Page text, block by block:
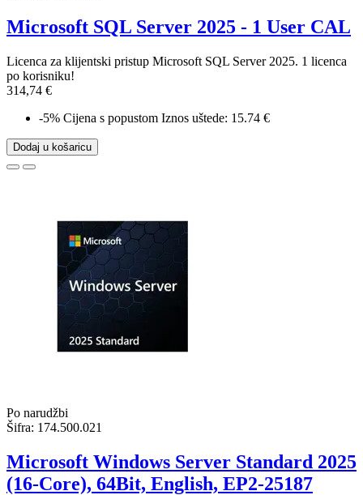
Microsoft SQL Server 2025 - 1 User CAL
Licenca za klijentski pristup Microsoft SQL Server 2025. 1 licenca
po korisniku!
314,74 €
-5% Cijena s popustom Iznos uštede: 15.74 €
Dodaj u košaricu
Po narudžbi
Šifra: 174.500.021
Microsoft Windows Server Standard 2025
(16-Core), 64Bit, English, EP2-25187